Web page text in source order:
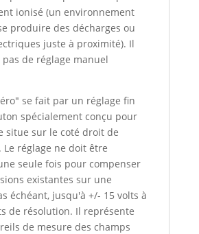
ionisé (un environnement
produire des décharges ou
juste à proximité). Il
pas de réglage manuel
se fait par un réglage fin
spécialement conçu pour
situe sur le coté droit de
réglage ne doit être
seule fois pour compenser
existantes sur une
échéant, jusqu'à +/- 15 volts à
de résolution. Il représente
de mesure des champs